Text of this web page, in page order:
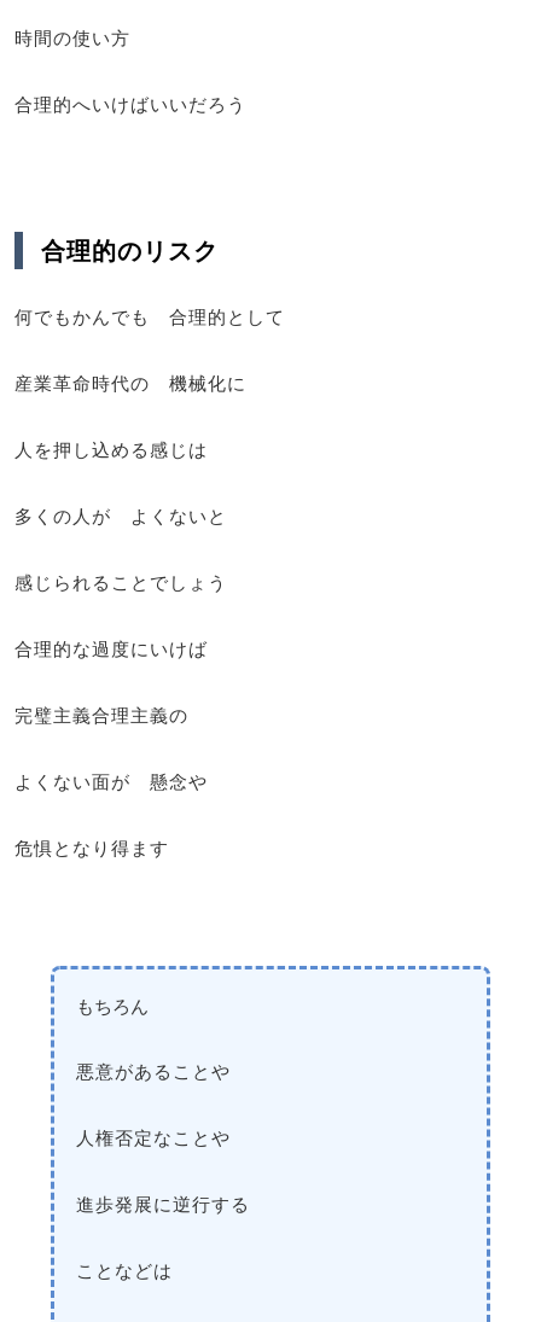
時間の使い方
合理的へいけばいいだろう
合理的のリスク
何でもかんでも 合理的として
産業革命時代の 機械化に
人を押し込める感じは
多くの人が よくないと
感じられることでしょう
合理的な過度にいけば
完璧主義合理主義の
よくない面が 懸念や
危惧となり得ます
もちろん
悪意があることや
人権否定なことや
進歩発展に逆行する
ことなどは